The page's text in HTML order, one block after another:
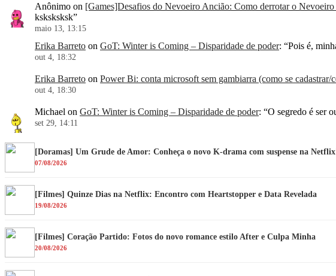
Anônimo on [Games]Desafios do Nevoeiro Ancião: Como derrotar o
ksksksksk”
maio 13, 13:15
Erika Barreto on GoT: Winter is Coming – Disparidade de poder: “Pois é,
out 4, 18:32
Erika Barreto on Power Bi: conta microsoft sem gambiarra (como se cadastrar/
out 4, 18:30
Michael on GoT: Winter is Coming – Disparidade de poder: “O segredo é ser
set 29, 14:11
[Doramas] Um Grude de Amor: Conheça o novo K-drama com suspense na
07/08/2026
[Filmes] Quinze Dias na Netflix: Encontro com Heartstopper e Data Revelada
19/08/2026
[Filmes] Coração Partido: Fotos do novo romance estilo After e Culpa Minha
20/08/2026